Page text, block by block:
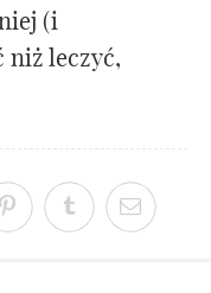
(i
niż leczyć,